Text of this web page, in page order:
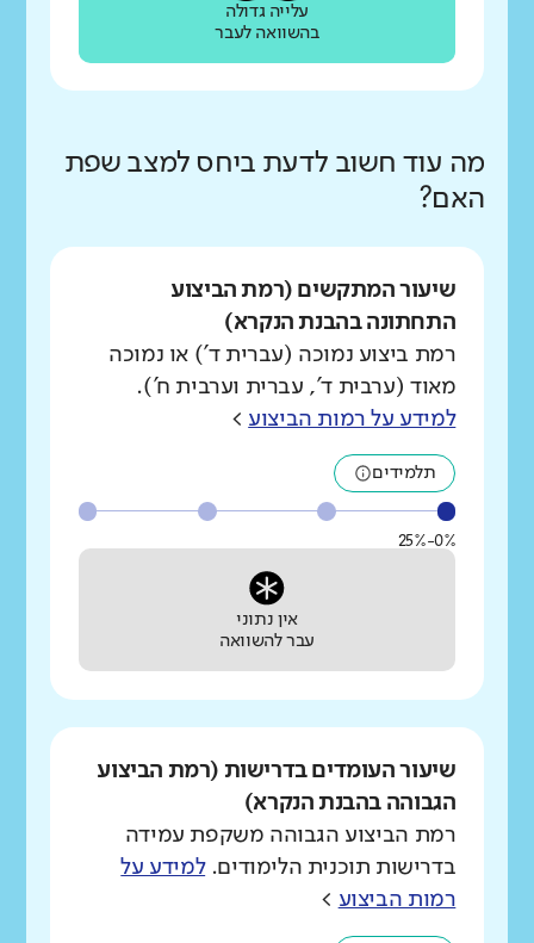
עלייה גדולה
בהשוואה לעבר
מה עוד חשוב לדעת ביחס למצב שפת
האם?
שיעור המתקשים (רמת הביצוע
התחתונה בהבנת הנקרא)
רמת ביצוע נמוכה (עברית ד') או נמוכה
מאוד (ערבית ד', עברית וערבית ח').
למידע על רמות הביצוע >
תלמידים
0%-25%
אין נתוני
עבר להשוואה
שיעור העומדים בדרישות (רמת הביצוע
הגבוהה בהבנת הנקרא)
רמת הביצוע הגבוהה משקפת עמידה
בדרישות תוכנית הלימודים.למידע על
רמות הביצוע >